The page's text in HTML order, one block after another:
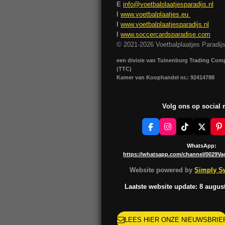
E info@voetbalplaatjesparadijs.nl
www.voetbalplaatjes.eu
www.voetbalplaatjesparadijs.nl
www.soccercardsparadise.com
© 2021-2026 Voetbalplaatjes Paradijs
een divisie van Tuinenburg Trading
(TTC)
Kamer van Koophandel nr.: 92414788
Volg ons op social
F
a
e
b
o
o
I
n
t
a
g
r
m
T
k
T
o
k
X
P
i
t
e
r
e
t
WhatsApp:
https://whatsapp.com/channel/
Website powered bySimply
Laatste website update: 8
LEES HIER ONZE